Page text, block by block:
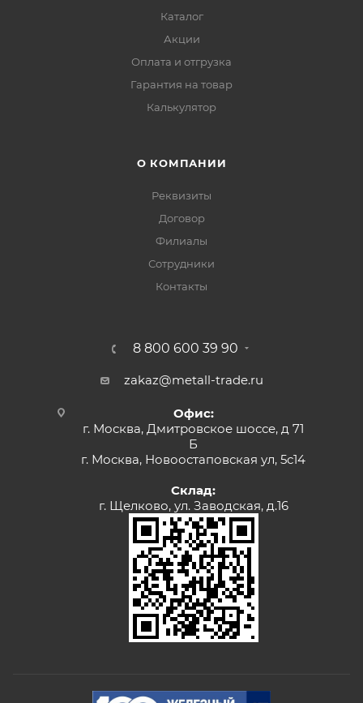
Каталог
Акции
Оплата и отгрузка
Гарантия на товар
Калькулятор
О КОМПАНИИ
Реквизиты
Договор
Филиалы
Сотрудники
Контакты
8 800 600 39 90
zakaz@metall-trade.ru
Офис:
г. Москва, Дмитровское шоссе, д 71
Б
г. Москва, Новоостаповская ул, 5с14
Склад:
г. Щелково, ул. Заводская, д.16